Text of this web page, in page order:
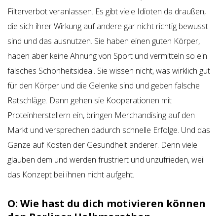
Filterverbot veranlassen. Es gibt viele Idioten da draußen,
die sich ihrer Wirkung auf andere gar nicht richtig bewusst
sind und das ausnutzen. Sie haben einen guten Körper,
haben aber keine Ahnung von Sport und vermitteln so ein
falsches Schönheitsideal. Sie wissen nicht, was wirklich gut
für den Körper und die Gelenke sind und geben falsche
Ratschläge. Dann gehen sie Kooperationen mit
Proteinherstellern ein, bringen Merchandising auf den
Markt und versprechen dadurch schnelle Erfolge. Und das
Ganze auf Kosten der Gesundheit anderer. Denn viele
glauben dem und werden frustriert und unzufrieden, weil
das Konzept bei ihnen nicht aufgeht.
O: Wie hast du dich motivieren können